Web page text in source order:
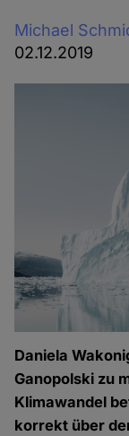
Michael
02.12.2019
Daniela
Ganopolski zu
Klimawandel
korrekt über